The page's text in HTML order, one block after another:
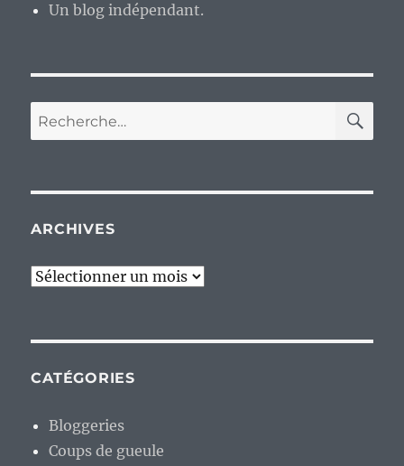
Un blog indépendant.
Recherche
pour :
ARCHIVES
Archives
CATÉGORIES
Bloggeries
Coups de gueule